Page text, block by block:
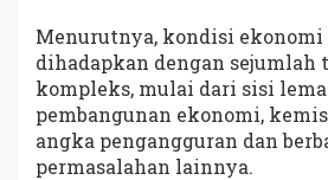
Menurutnya, kondisi
dihadapkan dengan sejumlah
kompleks, mulai dari sisi
pembangunan ekonomi,
angka pengangguran dan
permasalahan lainnya.